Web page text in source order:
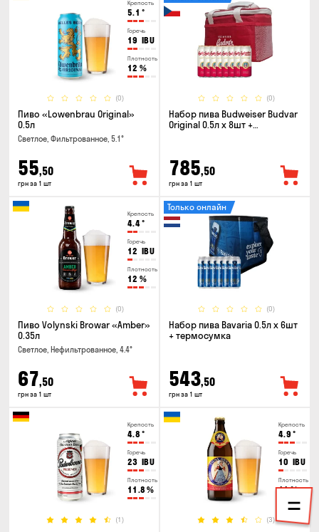
Крепость
5.1 °
Горечь
19 IBU
Плотность
12 %
(0)
Пиво «Lowenbrau Original»
0.5л
Светлое, Фильтрованное, 5.1°
55,50
грн за 1 шт
(0)
Набор пива Budweiser Budvar
Original 0.5л x 8шт +
785,50
грн за 1 шт
Крепость
4.4°
Горечь
12 IBU
Плотность
12 %
(0)
Пиво Volynski Browar «Amber»
0.35л
Светлое, Нефильтрованное, 4.4°
67,50
грн за 1 шт
(0)
Только онлайн
Набор пива Bavaria 0.5л х 6шт
+ термосумка
543,50
грн за 1 шт
Крепость
4.8 °
Горечь
23 IBU
Плотность
11.8 %
(1)
Крепость
4.9 °
Горечь
10 IBU
Плотность
11%
(3)